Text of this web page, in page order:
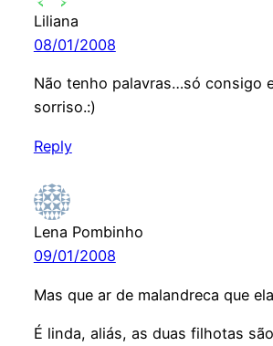
Liliana
08/01/2008
Não tenho palavras…só consigo
sorriso.:)
Reply
Lena Pombinho
09/01/2008
Mas que ar de malandreca que
É linda, aliás, as duas filhotas